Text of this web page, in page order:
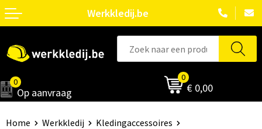
Werkkledij.be
0
Op aanvraag
0
€ 0,00
Home Werkkledij
Kledingaccessoires